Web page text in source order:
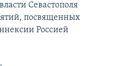
Севастополя
посвященных
Россией